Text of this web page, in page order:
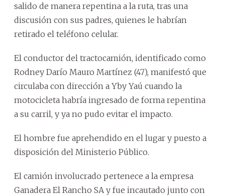
salido de manera repentina a la ruta, tras una
discusión con sus padres, quienes le habrían
retirado el teléfono celular.
El conductor del tractocamión, identificado como
Rodney Darío Mauro Martínez (47), manifestó que
circulaba con dirección a Yby Yaú cuando la
motocicleta habría ingresado de forma repentina
a su carril, y ya no pudo evitar el impacto.
El hombre fue aprehendido en el lugar y puesto a
disposición del Ministerio Público.
El camión involucrado pertenece a la empresa
Ganadera El Rancho SA y fue incautado junto con